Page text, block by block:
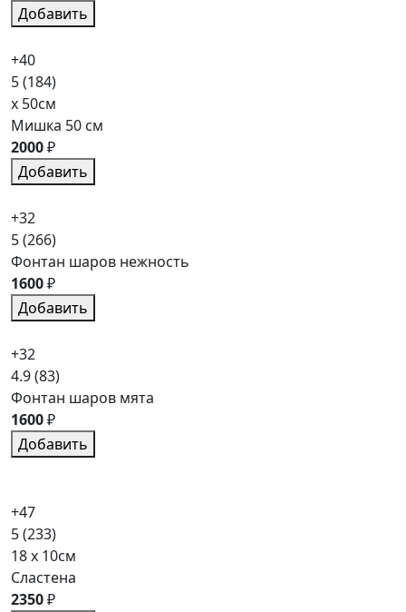
Добавить
+40
5(184)
x 50см
Мишка 50 см
2000₽
Добавить
+32
5(266)
Фонтан шаров нежность
1600₽
Добавить
+32
4.9(83)
Фонтан шаров мята
1600₽
Добавить
+47
5(233)
18 x 10см
Сластена
2350₽